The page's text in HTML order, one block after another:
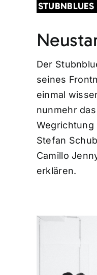
Der
seines
einmal
nunmehr
Wegrichtung
Stefan
Camillo
erklären.